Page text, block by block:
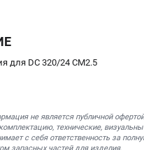
для DС 320/24 CM2.5
не является публичной
технические,
с себя ответственность за